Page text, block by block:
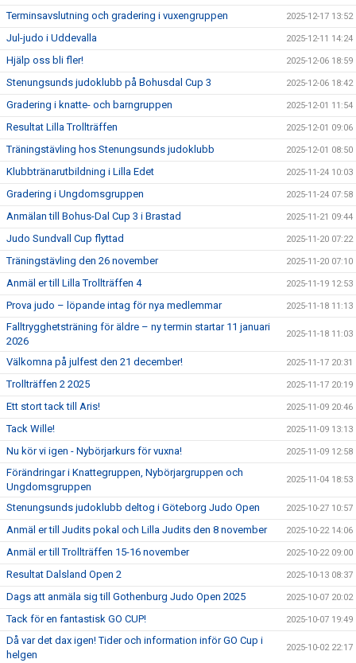
Terminsavslutning och gradering i vuxengruppen 2025-12-17 13:52
Jul-judo i Uddevalla 2025-12-11 14:24
Hjälp oss bli fler! 2025-12-06 18:59
Stenungsunds judoklubb på Bohusdal Cup 3 2025-12-06 18:42
Gradering i knatte- och barngruppen 2025-12-01 11:54
Resultat Lilla Trollträffen 2025-12-01 09:06
Träningstävling hos Stenungsunds judoklubb 2025-12-01 08:50
Klubbtränarutbildning i Lilla Edet 2025-11-24 10:03
Gradering i Ungdomsgruppen 2025-11-24 07:58
Anmälan till Bohus-Dal Cup 3 i Brastad 2025-11-21 09:44
Judo Sundvall Cup flyttad 2025-11-20 07:22
Träningstävling den 26 november 2025-11-20 07:10
Anmäl er till Lilla Trollträffen 4 2025-11-19 12:53
Prova judo – löpande intag för nya medlemmar 2025-11-18 11:13
Falltrygghetsträning för äldre – ny termin startar 11 januari
2026
2025-11-18 11:03
Välkomna på julfest den 21 december! 2025-11-17 20:31
Trollträffen 2 2025 2025-11-17 20:19
Ett stort tack till Aris! 2025-11-09 20:46
Tack Wille! 2025-11-09 13:13
Nu kör vi igen - Nybörjarkurs för vuxna! 2025-11-09 12:58
Förändringar i Knattegruppen, Nybörjargruppen och
Ungdomsgruppen
2025-11-04 18:53
Stenungsunds judoklubb deltog i Göteborg Judo Open 2025-10-27 10:57
Anmäl er till Judits pokal och Lilla Judits den 8 november 2025-10-22 14:06
Anmäl er till Trollträffen 15-16 november 2025-10-22 09:00
Resultat Dalsland Open 2 2025-10-13 08:37
Dags att anmäla sig till Gothenburg Judo Open 2025 2025-10-07 20:02
Tack för en fantastisk GO CUP! 2025-10-07 19:49
Då var det dax igen! Tider och information inför GO Cup i
helgen
2025-10-02 22:17